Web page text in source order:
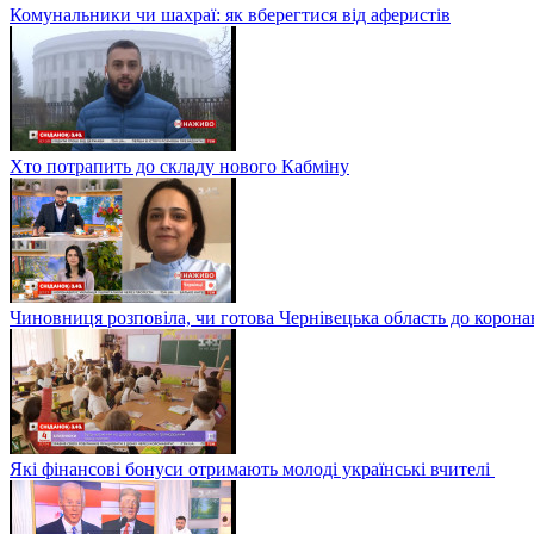
Комунальники чи шахраї: як вберегтися від аферистів
Хто потрапить до складу нового Кабміну
Чиновниця розповіла, чи готова Чернівецька область до
Які фінансові бонуси отримають молоді українські вчителі